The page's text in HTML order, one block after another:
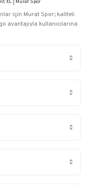
için Murat Spor; kaliteli
avantajıyla kullanıcılarına